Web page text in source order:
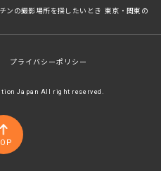
ンの撮影場所を探したいとき 東京・関東の
プライバシーポリシー
Japan All right reserved.